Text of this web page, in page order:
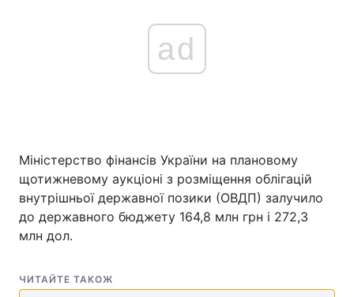
ad
Міністерство фінансів України на плановому
щотижневому аукціоні з розміщення облігацій
внутрішньої державної позики (ОВДП) залучило
до державного бюджету 164,8 млн грн і 272,3
млн дол.
ЧИТАЙТЕ ТАКОЖ